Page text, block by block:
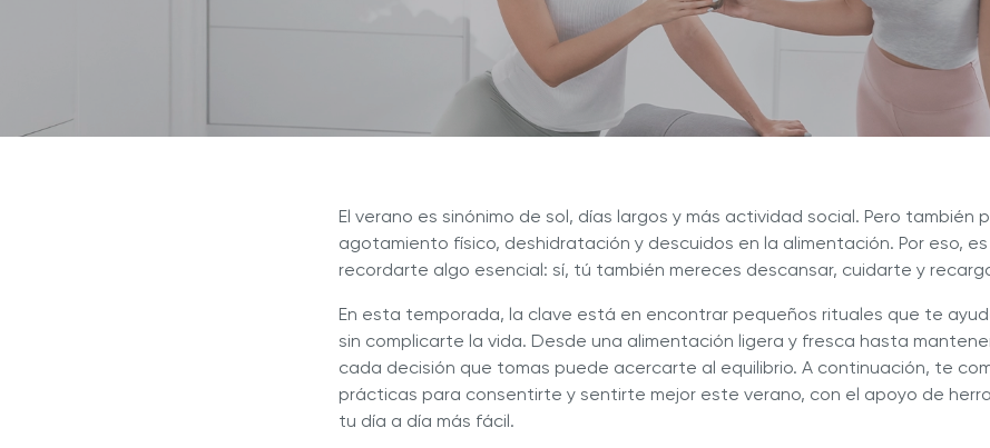
Sistema de Cocina Novel™ Royal Prestige Power
Explora nuestras deliciosas recetas Descubre Más con Nuestros
¿Por qué Hy Cite es una empresa
líder en la venta directa?
El verano es sinónimo de sol, días largos y más actividad social. Pero también
agotamiento físico, deshidratación y descuidos en la alimentación. Por eso,
recordarte algo esencial: sí, tú también mereces descansar, cuidarte y
En esta temporada, la clave está en encontrar pequeños rituales que te
sin complicarte la vida. Desde una alimentación ligera y fresca hasta
cada decisión que tomas puede acercarte al equilibrio. A continuación, te
prácticas para consentirte y sentirte mejor este verano, con el apoyo de
tu día a día más fácil.